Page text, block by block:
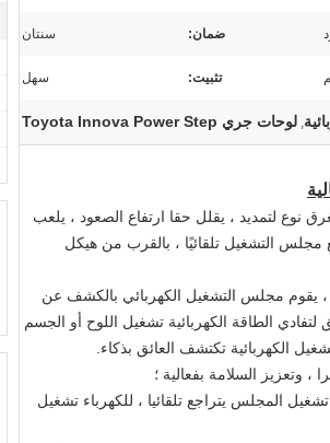
ضمان: سنتان
تثبيت: سهل
, لوحات جري Toyota Innova Power Step
نوع لتمديد ، يقلل حقا ارتفاع الصعود ، يلعب
التشغيل تلقائيًا ، بالقرب من هيكل
، يقوم مجلس التشغيل الكهربائي بالكشف عن
لتفادي الطاقة الكهربائية تشغيل اللوح أو الجسم
الكهربائية تكتشف العائق بذكاء.
السلامة بفعالية ؛
المجلس يتراجع تلقائيا ، للكهرباء تشغيل